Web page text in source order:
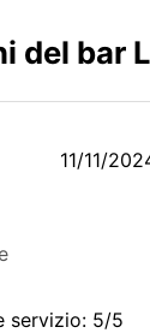
del bar
11/11/
servizio: 5/5